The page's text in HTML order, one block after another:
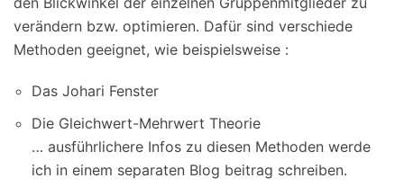
verändern bzw. optimieren. Dafür sind verschiede
Methoden geeignet, wie beispielsweise :
Das Johari Fenster
Die Gleichwert-Mehrwert Theorie
… ausführlichere Infos zu diesen Methoden werde
ich in einem separaten Blog beitrag schreiben.